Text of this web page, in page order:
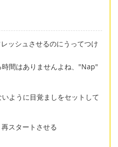
ッシュさせるのにうってつけ
間はありませんよね、"Nap"
ように目覚ましをセットして
スタートさせる